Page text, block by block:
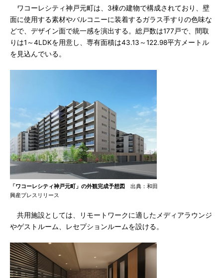
ワコーレシティ神戸元町は、3棟の建物で構成されており、壁
面に使用する素材やバルコニーに装着するガラス手すりの色味な
どで、デザイン面で統一感を演出する。総戸数は177戸で、間取
りは1～4LDKを用意し、専有面積は43.13～122.98平方メートル
を見込んでいる。
「ワコーレシティ神戸元町」の外観完成予想図
出典：和田
興産プレスリリース
共用施設としては、リモートワークに適したメディアラウンジ
やゲストルーム、レセプションルームを設ける。